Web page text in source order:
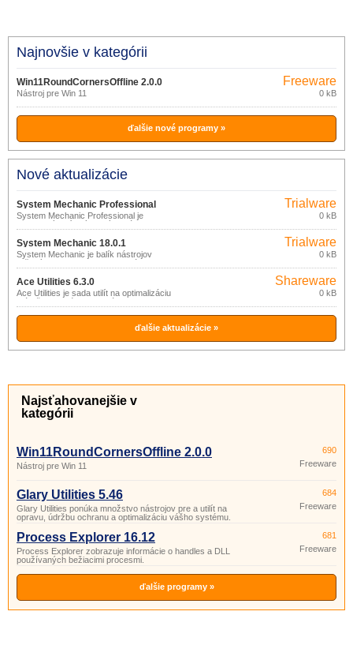
Najnovšie v kategórii
Win11RoundCornersOffline 2.0.0
Nástroj pre Win 11
Freeware
0 kB
ďalšie nové programy »
Nové aktualizácie
System Mechanic Professional
18.0.1
System Mechanic Professional je
kompletný balík výkonných nástrojov na
zaistenie optimálneho výkonu a
bezpečnosti PC.
Trialware
0 kB
System Mechanic 18.0.1
System Mechanic je balík nástrojov
určených na vyhľadanie, odstránenie a
prevenciu problémov s PC.
Trialware
0 kB
Ace Utilities 6.3.0
Ace Utilities je sada utilít na optimalizáciu
a údržbu systému: odstránenie
nepotrebných a duplicitných súborov,
vyčistenie registra, správa aplikácií
spúšťaných pri štarte, správca cookies,
Shareware
0 kB
ďalšie aktualizácie »
Najsťahovanejšie v
kategórii
Win11RoundCornersOffline 2.0.0
Nástroj pre Win 11
690
Freeware
Glary Utilities 5.46
Glary Utilities ponúka množstvo nástrojov pre a utilít na
opravu, údržbu ochranu a optimalizáciu vášho systému.
684
Freeware
Process Explorer 16.12
Process Explorer zobrazuje informácie o handles a DLL
používaných bežiacimi procesmi.
681
Freeware
ďalšie programy »